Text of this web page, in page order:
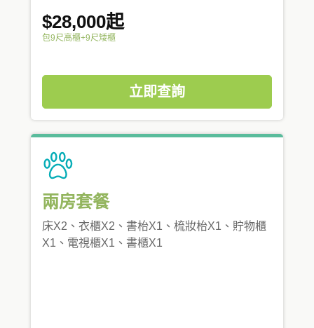
$28,000起
包9尺高櫃+9尺矮櫃
立即查詢
兩房套餐
床X2、衣櫃X2、書枱X1、梳妝枱X1、貯物櫃
X1、電視櫃X1、書櫃X1